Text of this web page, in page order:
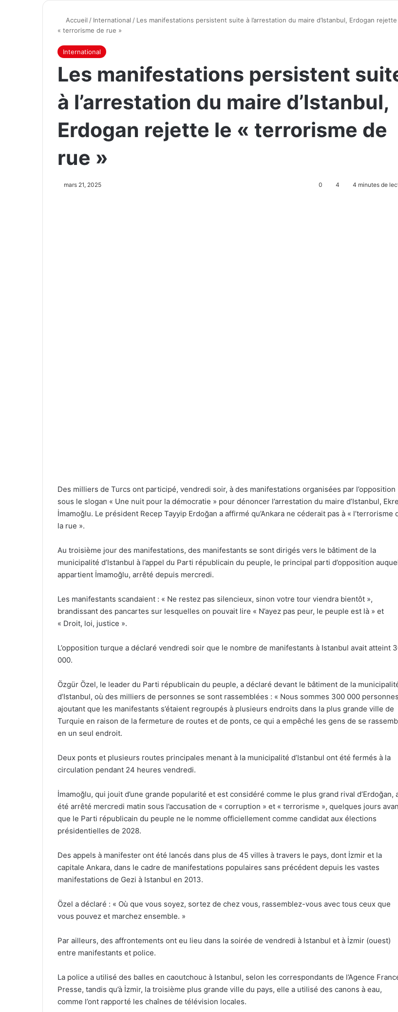
Accueil / International / Les manifestations persistent suite à l’arrestation du maire d’Istanbul, Erdogan rejette
« terrorisme de rue »
International
Les manifestations persistent
à l’arrestation du maire d’Istanbul,
Erdogan rejette le « terrorisme de
rue »
mars 21, 2025 0 4 4 minutes de
Des milliers de Turcs ont participé, vendredi soir, à des manifestations organisées par l’opposition
sous le slogan « Une nuit pour la démocratie » pour dénoncer l’arrestation du maire d’Istanbul,
İmamoğlu. Le président Recep Tayyip Erdoğan a affirmé qu’Ankara ne céderait pas à « l’terrorisme
la rue ».
Au troisième jour des manifestations, des manifestants se sont dirigés vers le bâtiment de la
municipalité d’Istanbul à l’appel du Parti républicain du peuple, le principal parti d’opposition
appartient İmamoğlu, arrêté depuis mercredi.
Les manifestants scandaient : « Ne restez pas silencieux, sinon votre tour viendra bientôt »,
brandissant des pancartes sur lesquelles on pouvait lire « N’ayez pas peur, le peuple est là » et
« Droit, loi, justice ».
L’opposition turque a déclaré vendredi soir que le nombre de manifestants à Istanbul avait atteint
000.
Özgür Özel, le leader du Parti républicain du peuple, a déclaré devant le bâtiment de la
d’Istanbul, où des milliers de personnes se sont rassemblées : « Nous sommes 300 000
ajoutant que les manifestants s’étaient regroupés à plusieurs endroits dans la plus grande ville de
Turquie en raison de la fermeture de routes et de ponts, ce qui a empêché les gens de se
en un seul endroit.
Deux ponts et plusieurs routes principales menant à la municipalité d’Istanbul ont été fermés à la
circulation pendant 24 heures vendredi.
İmamoğlu, qui jouit d’une grande popularité et est considéré comme le plus grand rival d’Erdoğan,
été arrêté mercredi matin sous l’accusation de « corruption » et « terrorisme », quelques jours
que le Parti républicain du peuple ne le nomme officiellement comme candidat aux élections
présidentielles de 2028.
Des appels à manifester ont été lancés dans plus de 45 villes à travers le pays, dont İzmir et la
capitale Ankara, dans le cadre de manifestations populaires sans précédent depuis les vastes
manifestations de Gezi à Istanbul en 2013.
Özel a déclaré : « Où que vous soyez, sortez de chez vous, rassemblez-vous avec tous ceux que
vous pouvez et marchez ensemble. »
Par ailleurs, des affrontements ont eu lieu dans la soirée de vendredi à Istanbul et à İzmir (ouest)
entre manifestants et police.
La police a utilisé des balles en caoutchouc à Istanbul, selon les correspondants de l’Agence
Presse, tandis qu’à İzmir, la troisième plus grande ville du pays, elle a utilisé des canons à eau,
comme l’ont rapporté les chaînes de télévision locales.